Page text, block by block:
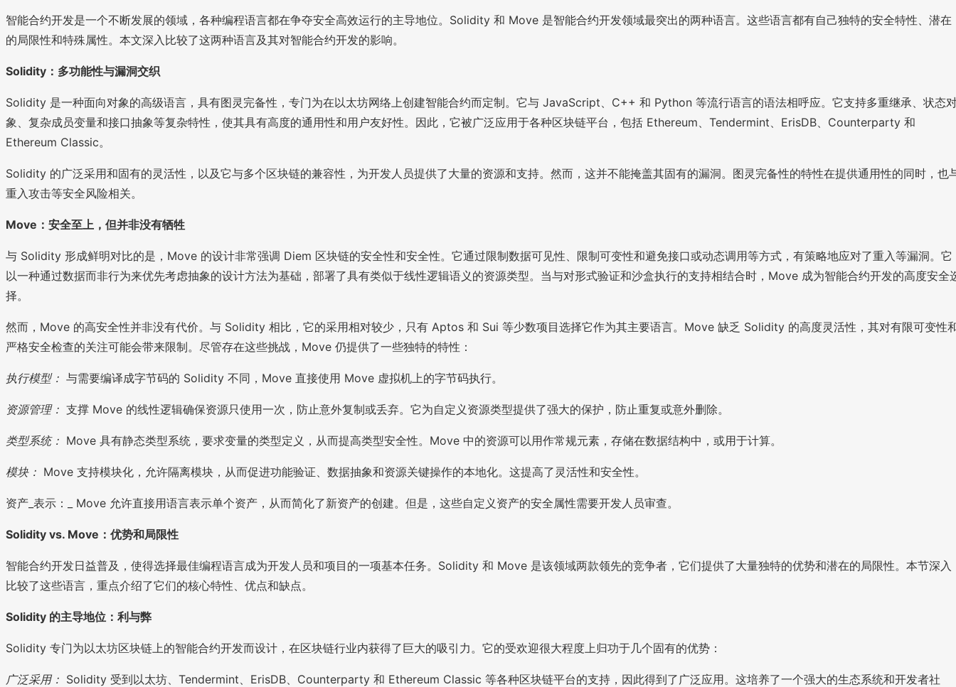
智能合约开发是一个不断发展的领域，各种编程语言都在争夺安全高效运行的主导地位。Solidity 和 Move 是智能合约开发领域最突出的两种语言。这些语言都有自己独特的安全特性、潜在
的局限性和特殊属性。本文深入比较了这两种语言及其对智能合约开发的影响。
Solidity：多功能性与漏洞交织
Solidity 是一种面向对象的高级语言，具有图灵完备性，专门为在以太坊网络上创建智能合约而定制。它与 JavaScript、C++ 和 Python 等流行语言的语法相呼应。它支持多重继承、状态
象、复杂成员变量和接口抽象等复杂特性，使其具有高度的通用性和用户友好性。因此，它被广泛应用于各种区块链平台，包括 Ethereum、Tendermint、ErisDB、Counterparty 和
Ethereum Classic。
Solidity 的广泛采用和固有的灵活性，以及它与多个区块链的兼容性，为开发人员提供了大量的资源和支持。然而，这并不能掩盖其固有的漏洞。图灵完备性的特性在提供通用性的同时，也
重入攻击等安全风险相关。
Move：安全至上，但并非没有牺牲
与 Solidity 形成鲜明对比的是，Move 的设计非常强调 Diem 区块链的安全性和安全性。它通过限制数据可见性、限制可变性和避免接口或动态调用等方式，有策略地应对了重入等漏洞。它
以一种通过数据而非行为来优先考虑抽象的设计方法为基础，部署了具有类似于线性逻辑语义的资源类型。当与对形式验证和沙盒执行的支持相结合时，Move 成为智能合约开发的高度安全
择。
然而，Move 的高安全性并非没有代价。与 Solidity 相比，它的采用相对较少，只有 Aptos 和 Sui 等少数项目选择它作为其主要语言。Move 缺乏 Solidity 的高度灵活性，其对有限可变性
严格安全检查的关注可能会带来限制。尽管存在这些挑战，Move 仍提供了一些独特的特性：
执行模型： 与需要编译成字节码的 Solidity 不同，Move 直接使用 Move 虚拟机上的字节码执行。
资源管理： 支撑 Move 的线性逻辑确保资源只使用一次，防止意外复制或丢弃。它为自定义资源类型提供了强大的保护，防止重复或意外删除。
类型系统： Move 具有静态类型系统，要求变量的类型定义，从而提高类型安全性。Move 中的资源可以用作常规元素，存储在数据结构中，或用于计算。
模块： Move 支持模块化，允许隔离模块，从而促进功能验证、数据抽象和资源关键操作的本地化。这提高了灵活性和安全性。
资产_表示：_ Move 允许直接用语言表示单个资产，从而简化了新资产的创建。但是，这些自定义资产的安全属性需要开发人员审查。
Solidity vs. Move：优势和局限性
智能合约开发日益普及，使得选择最佳编程语言成为开发人员和项目的一项基本任务。Solidity 和 Move 是该领域两款领先的竞争者，它们提供了大量独特的优势和潜在的局限性。本节深入
比较了这些语言，重点介绍了它们的核心特性、优点和缺点。
Solidity 的主导地位：利与弊
Solidity 专门为以太坊区块链上的智能合约开发而设计，在区块链行业内获得了巨大的吸引力。它的受欢迎很大程度上归功于几个固有的优势：
广泛采用： Solidity 受到以太坊、Tendermint、ErisDB、Counterparty 和 Ethereum Classic 等各种区块链平台的支持，因此得到了广泛应用。这培养了一个强大的生态系统和开发者社